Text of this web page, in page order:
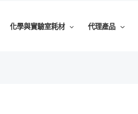
化學與實驗室耗材 代理產品